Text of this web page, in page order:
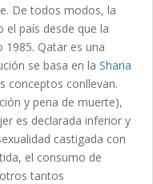
De todos modos, la
el país desde que la
1985. Qatar es una
se basa en la Sharia
conceptos conllevan.
y pena de muerte),
es declarada inferior y
castigada con
el consumo de
tantos